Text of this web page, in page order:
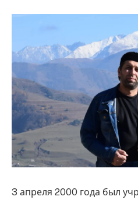
3 апреля 2000 года был